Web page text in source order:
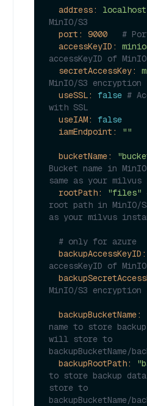
address: localhost
MinIO/S3
port:
9000
#
accessKeyID:
accessKeyID of
secretAccessKey:
MinIO/S3
useSSL:
false #
with SSL
useIAM:
false
iamEndpoint:
""
bucketName:
Bucket name in
same as your milvus
rootPath:
"files"
root path in MinIO/
as your milvus
# only for azure
backupAccessKeyID:
accessKeyID of
MinIO/S3
backupBucketName:
name to store
will store to
backupBucketName/
backupRootPath:
to store backup
store to
backupBucketName/